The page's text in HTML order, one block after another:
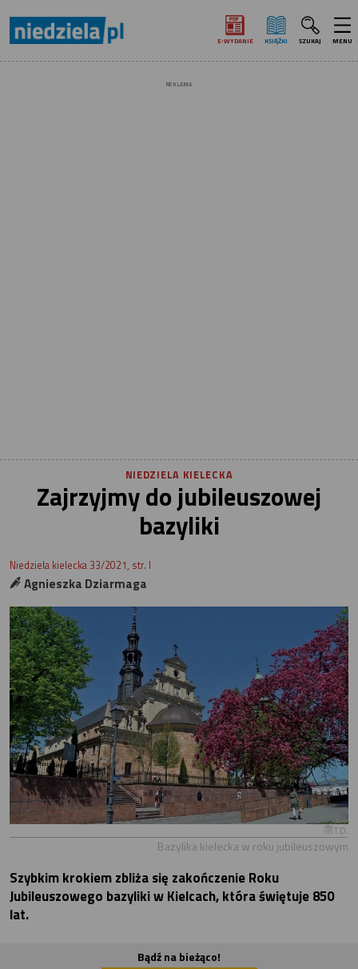
E‑WYDANIE KSIĄŻKI SZUKAJ MENU
REKLAMA
NIEDZIELA KIELECKA
Zajrzyjmy do jubileuszowej
bazyliki
Niedziela kielecka 33/2021, str. I
Agnieszka Dziarmaga
T.D.
Bazylika kielecka w roku jubileuszowym
Szybkim krokiem zbliża się zakończenie Roku
Jubileuszowego bazyliki w Kielcach, która świętuje 850
lat.
Bądź na bieżąco!